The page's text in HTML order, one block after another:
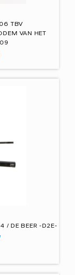
TBV
VAN HET
/ DE BEER -D2E-